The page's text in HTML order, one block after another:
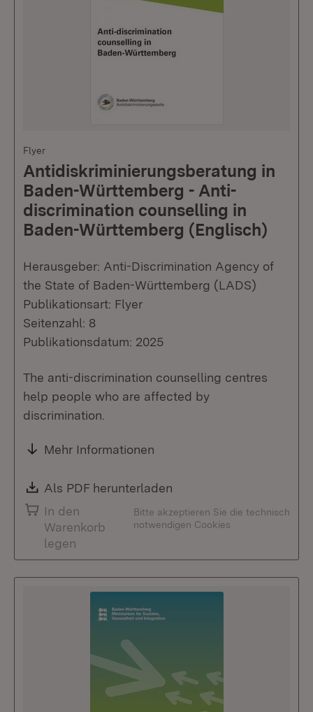
Flyer
Antidiskriminierungsberatung in
Baden-Württemberg - Anti-
discrimination counselling in
Baden-Württemberg (Englisch)
Herausgeber: Anti-Discrimination Agency of
the State of Baden-Württemberg (LADS)
Publikationsart: Flyer
Seitenzahl: 8
Publikationsdatum: 2025
The anti-discrimination counselling centres
help people who are affected by
discrimination.
Mehr Informationen
Download:
Als PDF herunterladen
In den
Warenkorb
legen
Bitte akzeptieren Sie die technisch
notwendigen Cookies